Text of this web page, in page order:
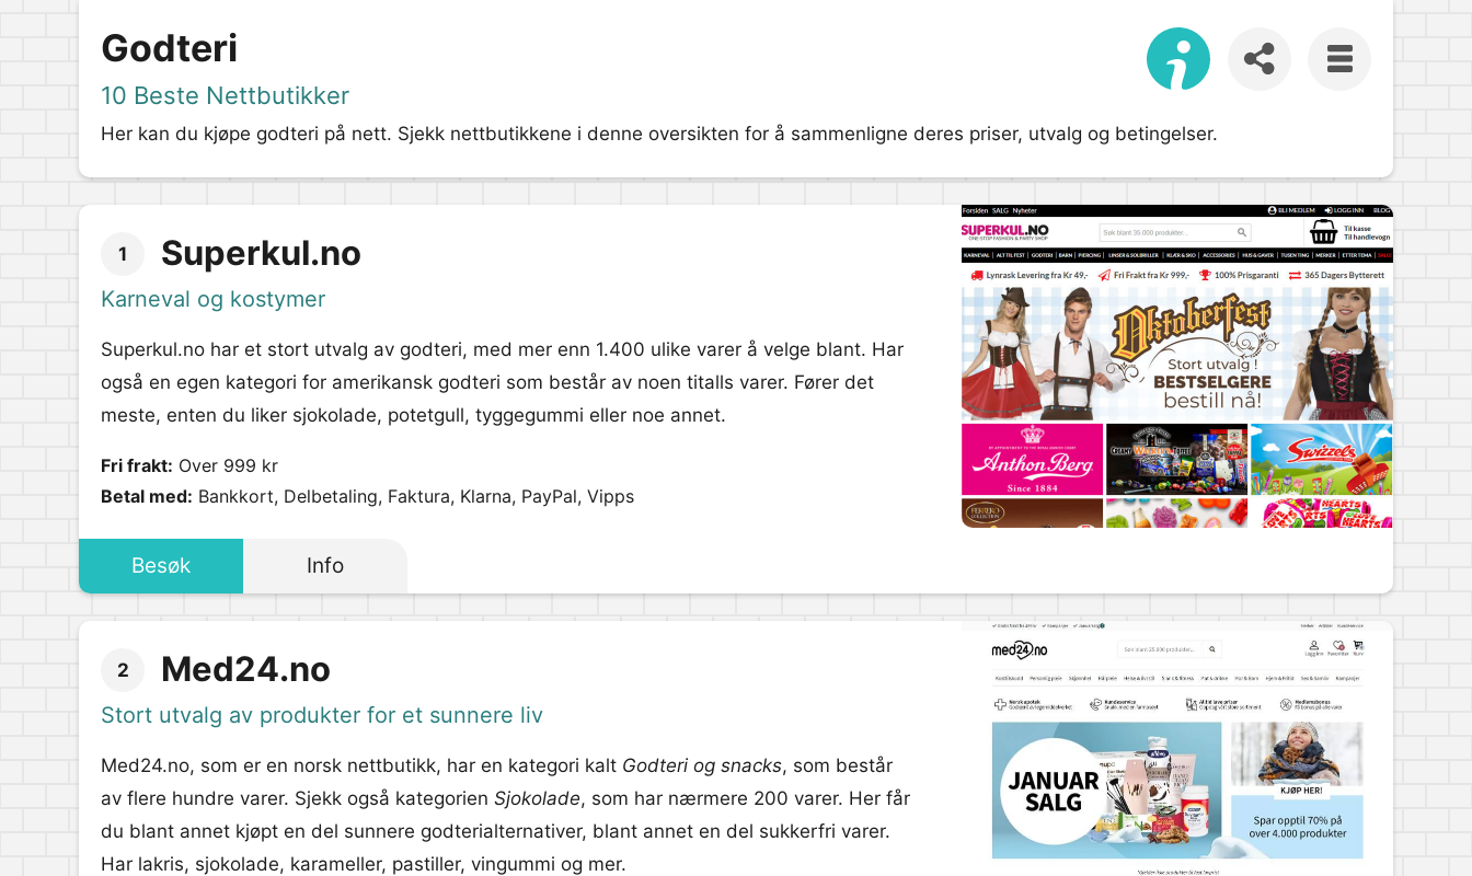
Godteri
10 Beste Nettbutikker
Her kan du kjøpe godteri på nett. Sjekk nettbutikkene i denne oversikten for å sammenligne deres priser, utvalg og betingelser.
1 Superkul.no
Karneval og kostymer
Superkul.no har et stort utvalg av godteri, med mer enn 1.400 ulike varer å velge blant. Har
også en egen kategori for amerikansk godteri som består av noen titalls varer. Fører det
meste, enten du liker sjokolade, potetgull, tyggegummi eller noe annet.
Fri frakt: Over 999 kr
Betal med: Bankkort, Delbetaling, Faktura, Klarna, PayPal, Vipps
Besøk Info
2 Med24.no
Stort utvalg av produkter for et sunnere liv
Med24.no, som er en norsk nettbutikk, har en kategori kalt Godteri og snacks, som består
av flere hundre varer. Sjekk også kategorien Sjokolade, som har nærmere 200 varer. Her får
du blant annet kjøpt en del sunnere godterialternativer, blant annet en del sukkerfri varer.
Har lakris, sjokolade, karameller, pastiller, vingummi og mer.